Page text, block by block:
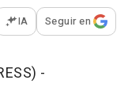
opciones para
IA Seguir en
-